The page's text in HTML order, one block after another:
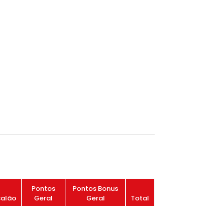
Pontos
Geral
Pontos Bonus
Geral
Total